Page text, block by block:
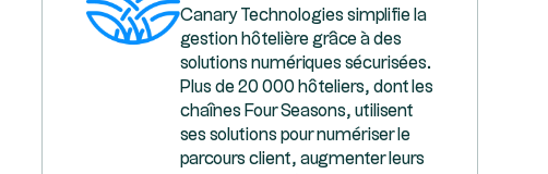
Canary Technologies simplifie la
gestion hôtelière grâce à des
solutions numériques sécurisées.
Plus de 20 000 hôteliers, dont les
chaînes Four Seasons, utilisent
ses solutions pour numériser le
parcours client, augmenter leurs